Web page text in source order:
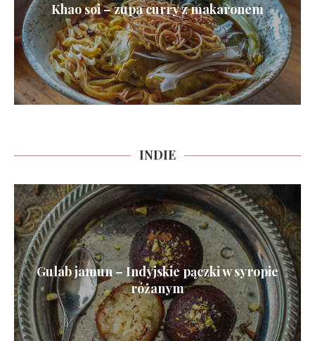
Khao soi – zupa curry z makaronem
INDIE
Gulab jamun – Indyjskie pączki w syropie
różanym